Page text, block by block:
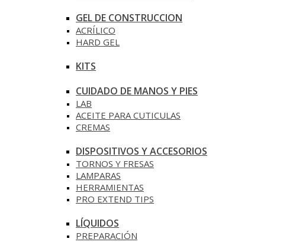
GEL DE CONSTRUCCION
ACRÍLICO
HARD GEL
KITS
CUIDADO DE MANOS Y PIES
LAB
ACEITE PARA CUTICULAS
CREMAS
DISPOSITIVOS Y ACCESORIOS
TORNOS Y FRESAS
LAMPARAS
HERRAMIENTAS
PRO EXTEND TIPS
LÍQUIDOS
PREPARACIÓN